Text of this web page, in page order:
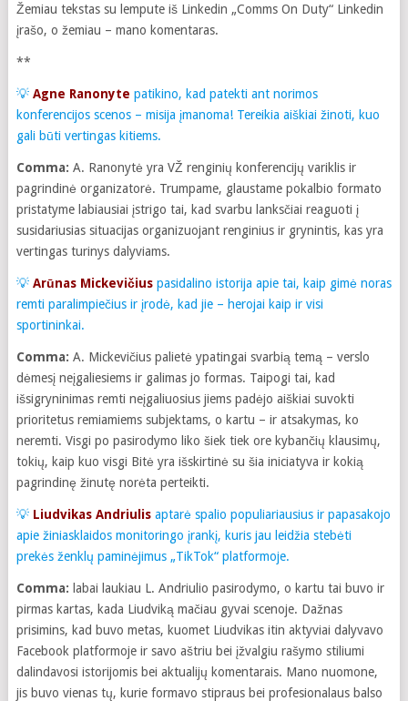
Žemiau tekstas su lempute iš Linkedin „Comms On Duty“ Linkedin
įrašo, o žemiau – mano komentaras.
**
💡 Agne Ranonyte patikino, kad patekti ant norimos
konferencijos scenos – misija įmanoma! Tereikia aiškiai žinoti, kuo
gali būti vertingas kitiems.
Comma: A. Ranonytė yra VŽ renginių konferencijų variklis ir
pagrindinė organizatorė. Trumpame, glaustame pokalbio formato
pristatyme labiausiai įstrigo tai, kad svarbu lanksčiai reaguoti į
susidariusias situacijas organizuojant renginius ir grynintis, kas yra
vertingas turinys dalyviams.
💡 Arūnas Mickevičiuspasidalino istorija apie tai, kaip gimė noras
remti paralimpiečius ir įrodė, kad jie – herojai kaip ir visi
sportininkai.
Comma: A. Mickevičius palietė ypatingai svarbią temą – verslo
dėmesį neįgaliesiems ir galimas jo formas. Taipogi tai, kad
išsigryninimas remti neįgaliuosius jiems padėjo aiškiai suvokti
prioritetus remiamiems subjektams, o kartu – ir atsakymas, ko
neremti. Visgi po pasirodymo liko šiek tiek ore kybančių klausimų,
tokių, kaip kuo visgi Bitė yra išskirtinė su šia iniciatyva ir kokią
pagrindinę žinutę norėta perteikti.
💡 Liudvikas Andriulisaptarė spalio populiariausius ir papasakojo
apie žiniasklaidos monitoringo įrankį, kuris jau leidžia stebėti
prekės ženklų paminėjimus „TikTok“ platformoje.
Comma: labai laukiau L. Andriulio pasirodymo, o kartu tai buvo ir
pirmas kartas, kada Liudviką mačiau gyvai scenoje. Dažnas
prisimins, kad buvo metas, kuomet Liudvikas itin aktyviai dalyvavo
Facebook platformoje ir savo aštriu bei įžvalgiu rašymo stiliumi
dalindavosi istorijomis bei aktualijų komentarais. Mano nuomone,
jis buvo vienas tų, kurie formavo stipraus bei profesionalaus balso